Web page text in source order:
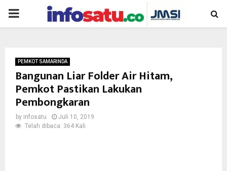
PRIMARY
PEMKOT SAMARINDA
Bangunan Liar Folder Air Hitam,
Pemkot Pastikan Lakukan
Pembongkaran
by infosatu
Juli 10, 2019
Telah dibaca: 364 Kali